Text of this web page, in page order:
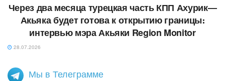
Через два месяца турецкая часть КПП Ахурик—
Акьяка будет готова к открытию границы։
интервью мэра Акьяки Region Monitor
28.07.2026
Мы в Телеграмме